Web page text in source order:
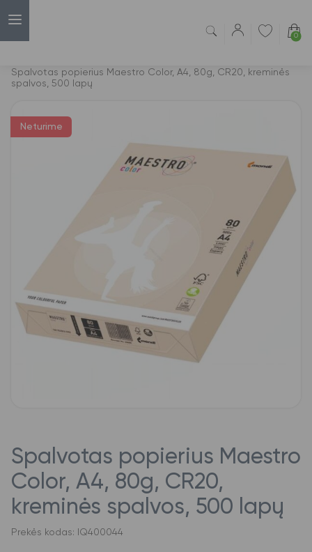
0
Spalvotas popierius Maestro Color, A4, 80g, CR20, kreminės
spalvos, 500 lapų
Neturime
Spalvotas popierius Maestro
Color, A4, 80g, CR20,
kreminės spalvos, 500 lapų
Prekės kodas: IQ400044